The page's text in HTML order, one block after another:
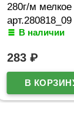
280г/м мелкое
арт.280818_09
В наличии
283 ₽